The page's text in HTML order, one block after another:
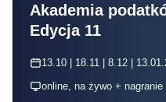
Akademia
Edycja 11
13.10 | 18.11 | 8.12 |
online, na żywo + nagranie